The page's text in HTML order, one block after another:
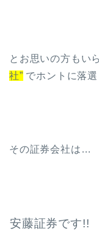
とお思いの方もい
社” でホントに落
その証券会社は…
安藤証券です!!